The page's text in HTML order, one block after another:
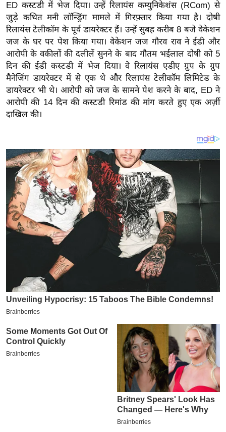
ब
ज
ट
खे
ल
क्रि
के
ट
L
2
0
2
6
क्रा
इ
पे
प
र
मि
सा
ल
ED कस्टडी में भेज दिया। उन्हें रिलायंस कम्युनिकेशंस (RCom) से
जुड़े कथित मनी लॉन्ड्रिंग मामले में गिरफ़्तार किया गया है। दोषी
रिलायंस टेलीकॉम के पूर्व डायरेक्टर हैं। उन्हें सुबह करीब 8 बजे वेकेशन
जज के घर पर पेश किया गया। वेकेशन जज गौरव राव ने ईडी और
आरोपी के वकीलों की दलीलें सुनने के बाद गौतम भईलाल दोषी को 5
दिन की ईडी कस्टडी में भेज दिया। वे रिलायंस एडीए ग्रुप के ग्रुप
मैनेजिंग डायरेक्टर में से एक थे और रिलायंस टेलीकॉम लिमिटेड के
डायरेक्टर भी थे। आरोपी को जज के सामने पेश करने के बाद, ED ने
आरोपी की 14 दिन की कस्टडी रिमांड की मांग करते हुए एक अर्ज़ी
दाखिल की।